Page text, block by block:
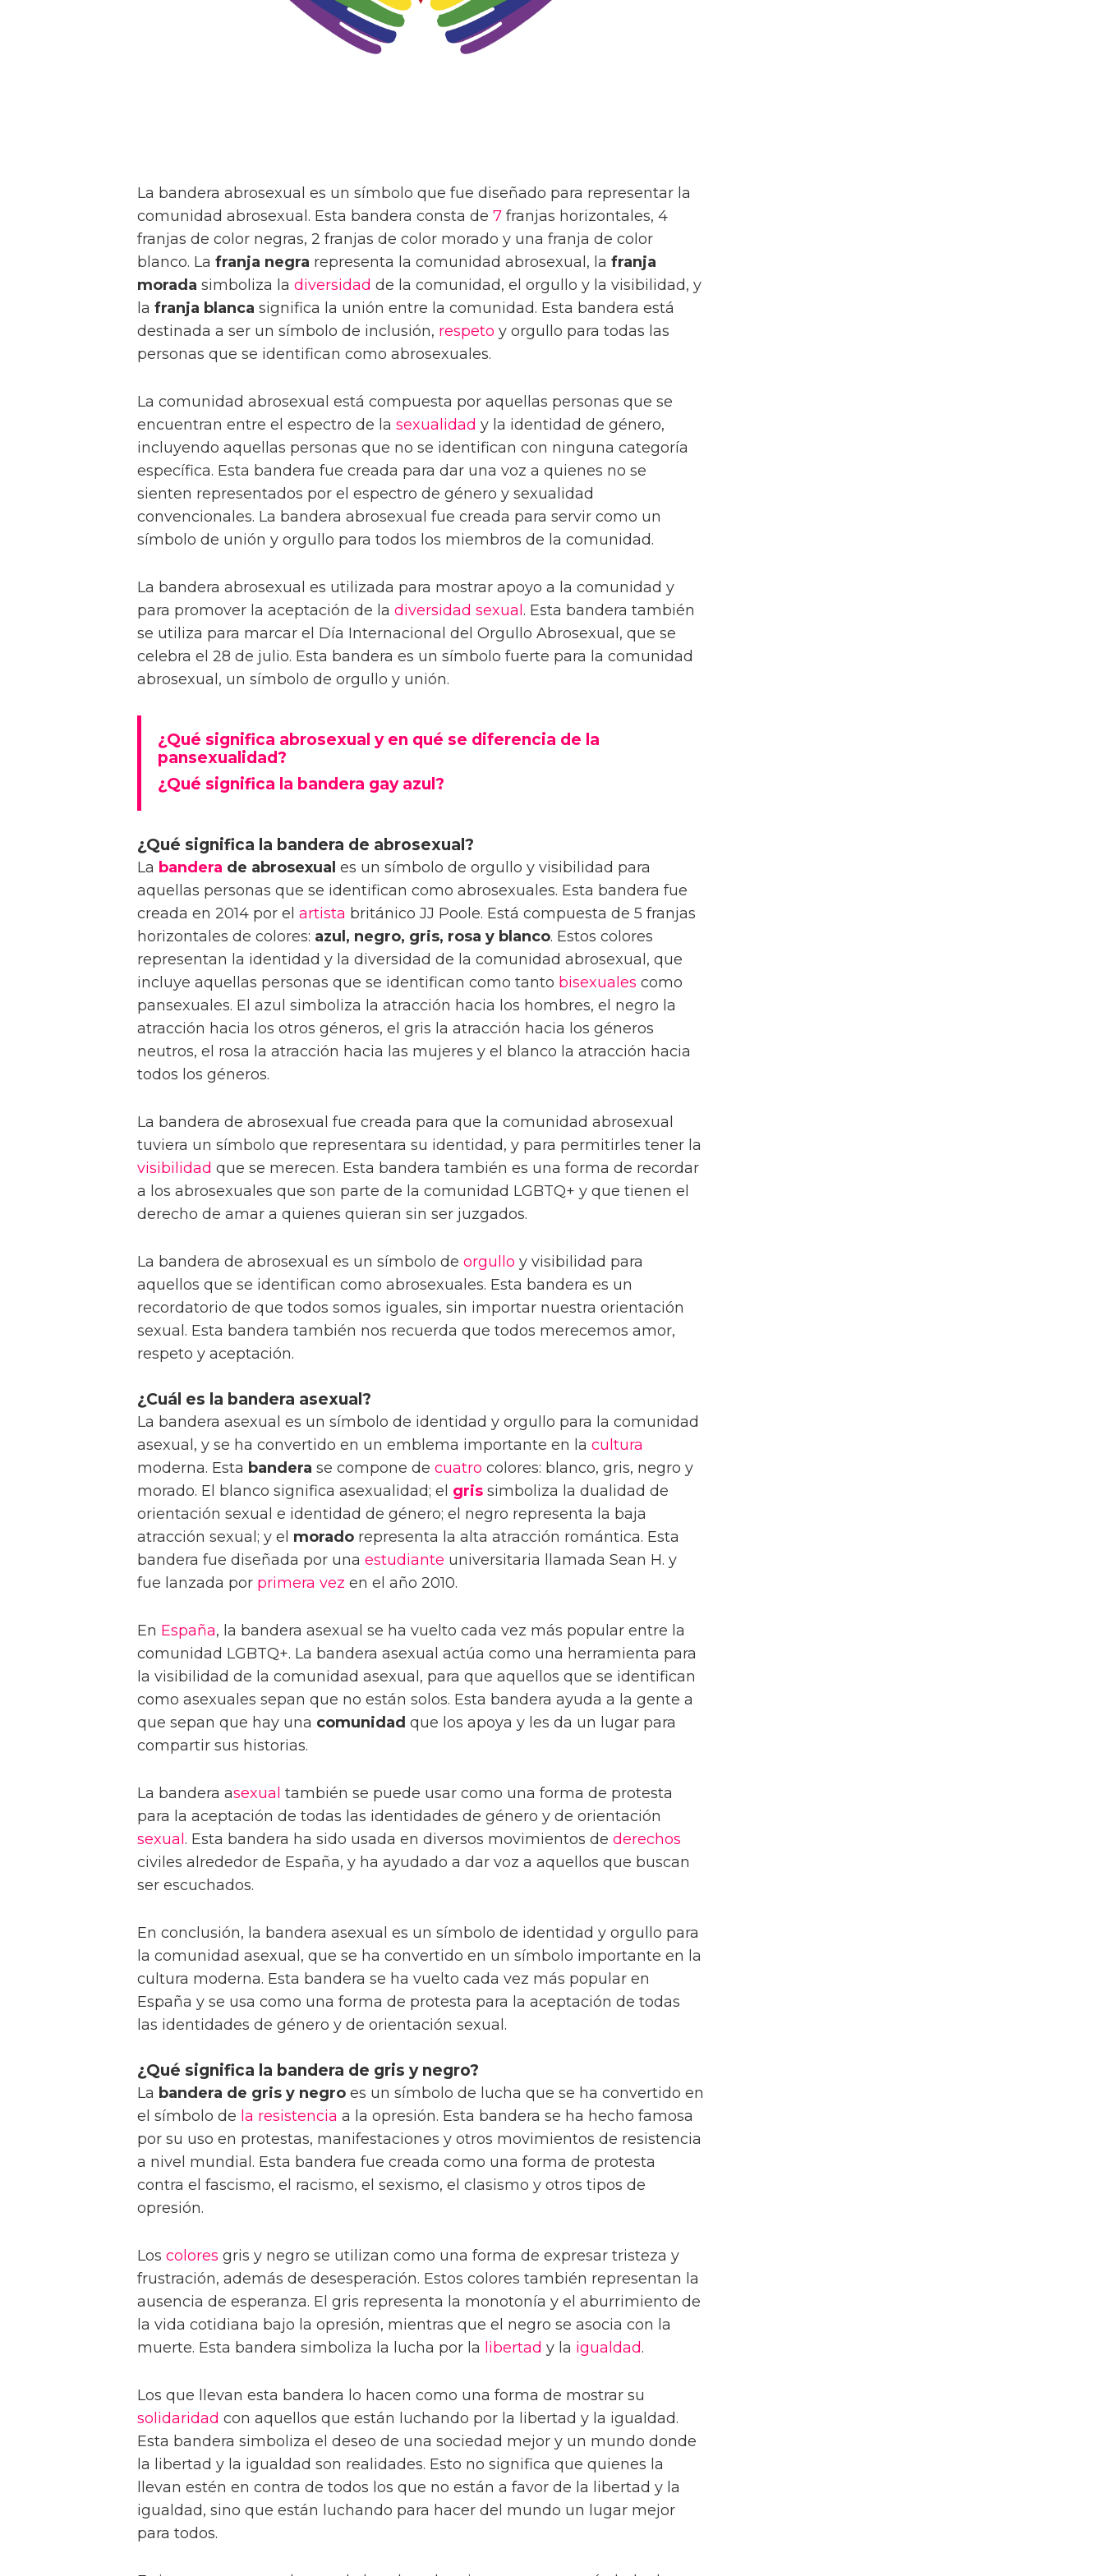
La bandera abrosexual es un símbolo que fue diseñado para representar la
comunidad abrosexual. Esta bandera consta de 7 franjas horizontales, 4
franjas de color negras, 2 franjas de color morado y una franja de color
blanco. La franja negra representa la comunidad abrosexual, la franja
morada simboliza la diversidad de la comunidad, el orgullo y la visibilidad, y
la franja blanca significa la unión entre la comunidad. Esta bandera está
destinada a ser un símbolo de inclusión, respeto y orgullo para todas las
personas que se identifican como abrosexuales.
La comunidad abrosexual está compuesta por aquellas personas que se
encuentran entre el espectro de la sexualidad y la identidad de género,
incluyendo aquellas personas que no se identifican con ninguna categoría
específica. Esta bandera fue creada para dar una voz a quienes no se
sienten representados por el espectro de género y sexualidad
convencionales. La bandera abrosexual fue creada para servir como un
símbolo de unión y orgullo para todos los miembros de la comunidad.
La bandera abrosexual es utilizada para mostrar apoyo a la comunidad y
para promover la aceptación de la diversidad sexual. Esta bandera también
se utiliza para marcar el Día Internacional del Orgullo Abrosexual, que se
celebra el 28 de julio. Esta bandera es un símbolo fuerte para la comunidad
abrosexual, un símbolo de orgullo y unión.
¿Qué significa abrosexual y en qué se diferencia de la
pansexualidad?
¿Qué significa la bandera gay azul?
¿Qué significa la bandera de abrosexual?
La bandera de abrosexual es un símbolo de orgullo y visibilidad para
aquellas personas que se identifican como abrosexuales. Esta bandera fue
creada en 2014 por el artista británico JJ Poole. Está compuesta de 5 franjas
horizontales de colores: azul, negro, gris, rosa y blanco. Estos colores
representan la identidad y la diversidad de la comunidad abrosexual, que
incluye aquellas personas que se identifican como tanto bisexuales como
pansexuales. El azul simboliza la atracción hacia los hombres, el negro la
atracción hacia los otros géneros, el gris la atracción hacia los géneros
neutros, el rosa la atracción hacia las mujeres y el blanco la atracción hacia
todos los géneros.
La bandera de abrosexual fue creada para que la comunidad abrosexual
tuviera un símbolo que representara su identidad, y para permitirles tener la
visibilidad que se merecen. Esta bandera también es una forma de recordar
a los abrosexuales que son parte de la comunidad LGBTQ+ y que tienen el
derecho de amar a quienes quieran sin ser juzgados.
La bandera de abrosexual es un símbolo de orgullo y visibilidad para
aquellos que se identifican como abrosexuales. Esta bandera es un
recordatorio de que todos somos iguales, sin importar nuestra orientación
sexual. Esta bandera también nos recuerda que todos merecemos amor,
respeto y aceptación.
¿Cuál es la bandera asexual?
La bandera asexual es un símbolo de identidad y orgullo para la comunidad
asexual, y se ha convertido en un emblema importante en la cultura
moderna. Esta bandera se compone de cuatro colores: blanco, gris, negro y
morado. El blanco significa asexualidad; el gris simboliza la dualidad de
orientación sexual e identidad de género; el negro representa la baja
atracción sexual; y el morado representa la alta atracción romántica. Esta
bandera fue diseñada por una estudiante universitaria llamada Sean H. y
fue lanzada por primera vez en el año 2010.
En España, la bandera asexual se ha vuelto cada vez más popular entre la
comunidad LGBTQ+. La bandera asexual actúa como una herramienta para
la visibilidad de la comunidad asexual, para que aquellos que se identifican
como asexuales sepan que no están solos. Esta bandera ayuda a la gente a
que sepan que hay una comunidad que los apoya y les da un lugar para
compartir sus historias.
La bandera asexual también se puede usar como una forma de protesta
para la aceptación de todas las identidades de género y de orientación
sexual. Esta bandera ha sido usada en diversos movimientos de derechos
civiles alrededor de España, y ha ayudado a dar voz a aquellos que buscan
ser escuchados.
En conclusión, la bandera asexual es un símbolo de identidad y orgullo para
la comunidad asexual, que se ha convertido en un símbolo importante en la
cultura moderna. Esta bandera se ha vuelto cada vez más popular en
España y se usa como una forma de protesta para la aceptación de todas
las identidades de género y de orientación sexual.
¿Qué significa la bandera de gris y negro?
La bandera de gris y negro es un símbolo de lucha que se ha convertido en
el símbolo de la resistencia a la opresión. Esta bandera se ha hecho famosa
por su uso en protestas, manifestaciones y otros movimientos de resistencia
a nivel mundial. Esta bandera fue creada como una forma de protesta
contra el fascismo, el racismo, el sexismo, el clasismo y otros tipos de
opresión.
Los colores gris y negro se utilizan como una forma de expresar tristeza y
frustración, además de desesperación. Estos colores también representan la
ausencia de esperanza. El gris representa la monotonía y el aburrimiento de
la vida cotidiana bajo la opresión, mientras que el negro se asocia con la
muerte. Esta bandera simboliza la lucha por la libertad y la igualdad.
Los que llevan esta bandera lo hacen como una forma de mostrar su
solidaridad con aquellos que están luchando por la libertad y la igualdad.
Esta bandera simboliza el deseo de una sociedad mejor y un mundo donde
la libertad y la igualdad son realidades. Esto no significa que quienes la
llevan estén en contra de todos los que no están a favor de la libertad y la
igualdad, sino que están luchando para hacer del mundo un lugar mejor
para todos.